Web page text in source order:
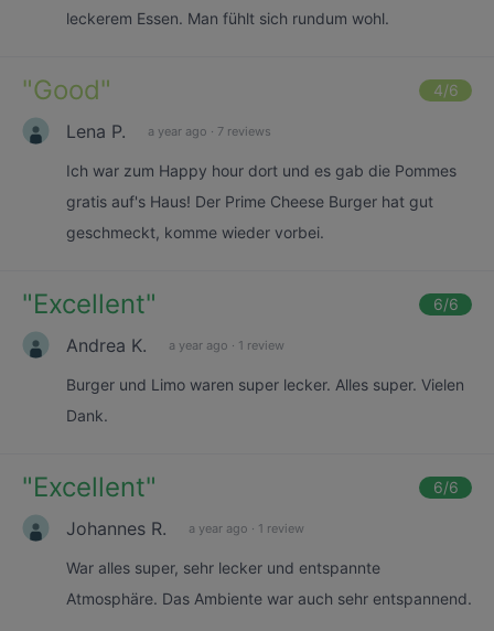
leckerem Essen. Man fühlt sich rundum wohl.
"Good" 4/6
Lena P. a year ago · 7 reviews
Ich war zum Happy hour dort und es gab die Pommes
gratis auf's Haus! Der Prime Cheese Burger hat gut
geschmeckt, komme wieder vorbei.
"Excellent" 6/6
Andrea K. a year ago · 1 review
Burger und Limo waren super lecker. Alles super. Vielen
Dank.
"Excellent" 6/6
Johannes R. a year ago · 1 review
War alles super, sehr lecker und entspannte
Atmosphäre. Das Ambiente war auch sehr entspannend.